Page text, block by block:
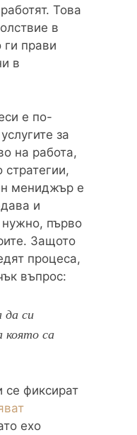
Това
в
ги прави
в
е по-
за
на работа,
стратегии,
мениджър е
и
първо
Защото
процеса,
въпрос:
да си
са
фиксират
ехо